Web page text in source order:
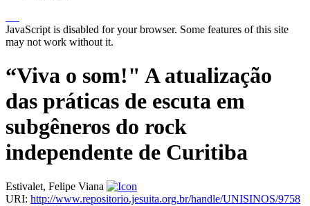
JavaScript is disabled for your browser. Some features of this site
may not work without it.
“Viva o som!" A atualização
das práticas de escuta em
subgêneros do rock
independente de Curitiba
Estivalet, Felipe Viana
URI: http://www.repositorio.jesuita.org.br/handle/UNISINOS/9758